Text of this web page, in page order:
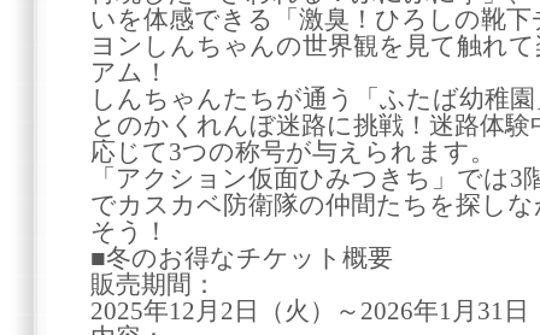
いを体感できる「激臭！ひろしの靴
ヨンしんちゃんの世界観を見て触れ
アム！
しんちゃんたちが通う「ふたば幼稚
とのかくれんぼ迷路に挑戦！迷路体
応じて3つの称号が与えられます。
「アクション仮面ひみつきち」では3
でカスカベ防衛隊の仲間たちを探し
そう！
■冬のお得なチケット概要
販売期間：
2025年12月2日（火）～2026年1月31日